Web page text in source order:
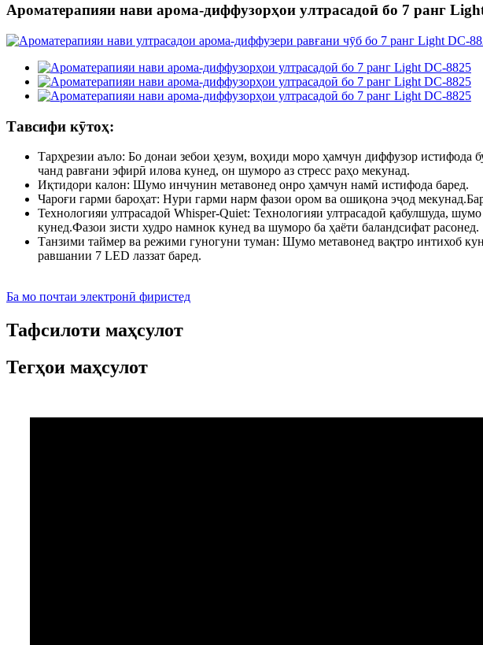
Ароматерапияи нави арома-диффузорҳои ултрасадоӣ бо 7 ранг
Тавсифи кӯтоҳ:
Тарҳрезии аъло: Бо донаи зебои ҳезум, воҳиди моро ҳамчун диффузор
чанд равғани эфирӣ илова кунед, он шуморо аз стресс раҳо мекунад.
Иқтидори калон: Шумо инчунин метавонед онро ҳамчун намӣ истифода баред.
Чароғи гарми бароҳат: Нури гарми нарм фазои ором ва ошиқона эҷод
Технологияи ултрасадоӣ Whisper-Quiet: Технологияи ултрасадоӣ қабулшуда,
кунед.Фазои зисти худро намнок кунед ва шуморо ба ҳаёти баландсифат расонед.
Танзими таймер ва режими гуногуни туман: Шумо метавонед вақтро интихоб
равшании 7 LED лаззат баред.
Ба мо почтаи электронӣ фиристед
Тафсилоти маҳсулот
Тегҳои маҳсулот